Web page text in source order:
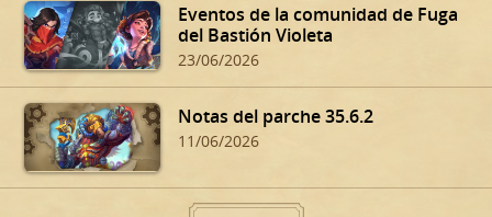
Eventos de la comunidad de Fuga
del Bastión Violeta
23/06/2026
Notas del parche 35.6.2
11/06/2026